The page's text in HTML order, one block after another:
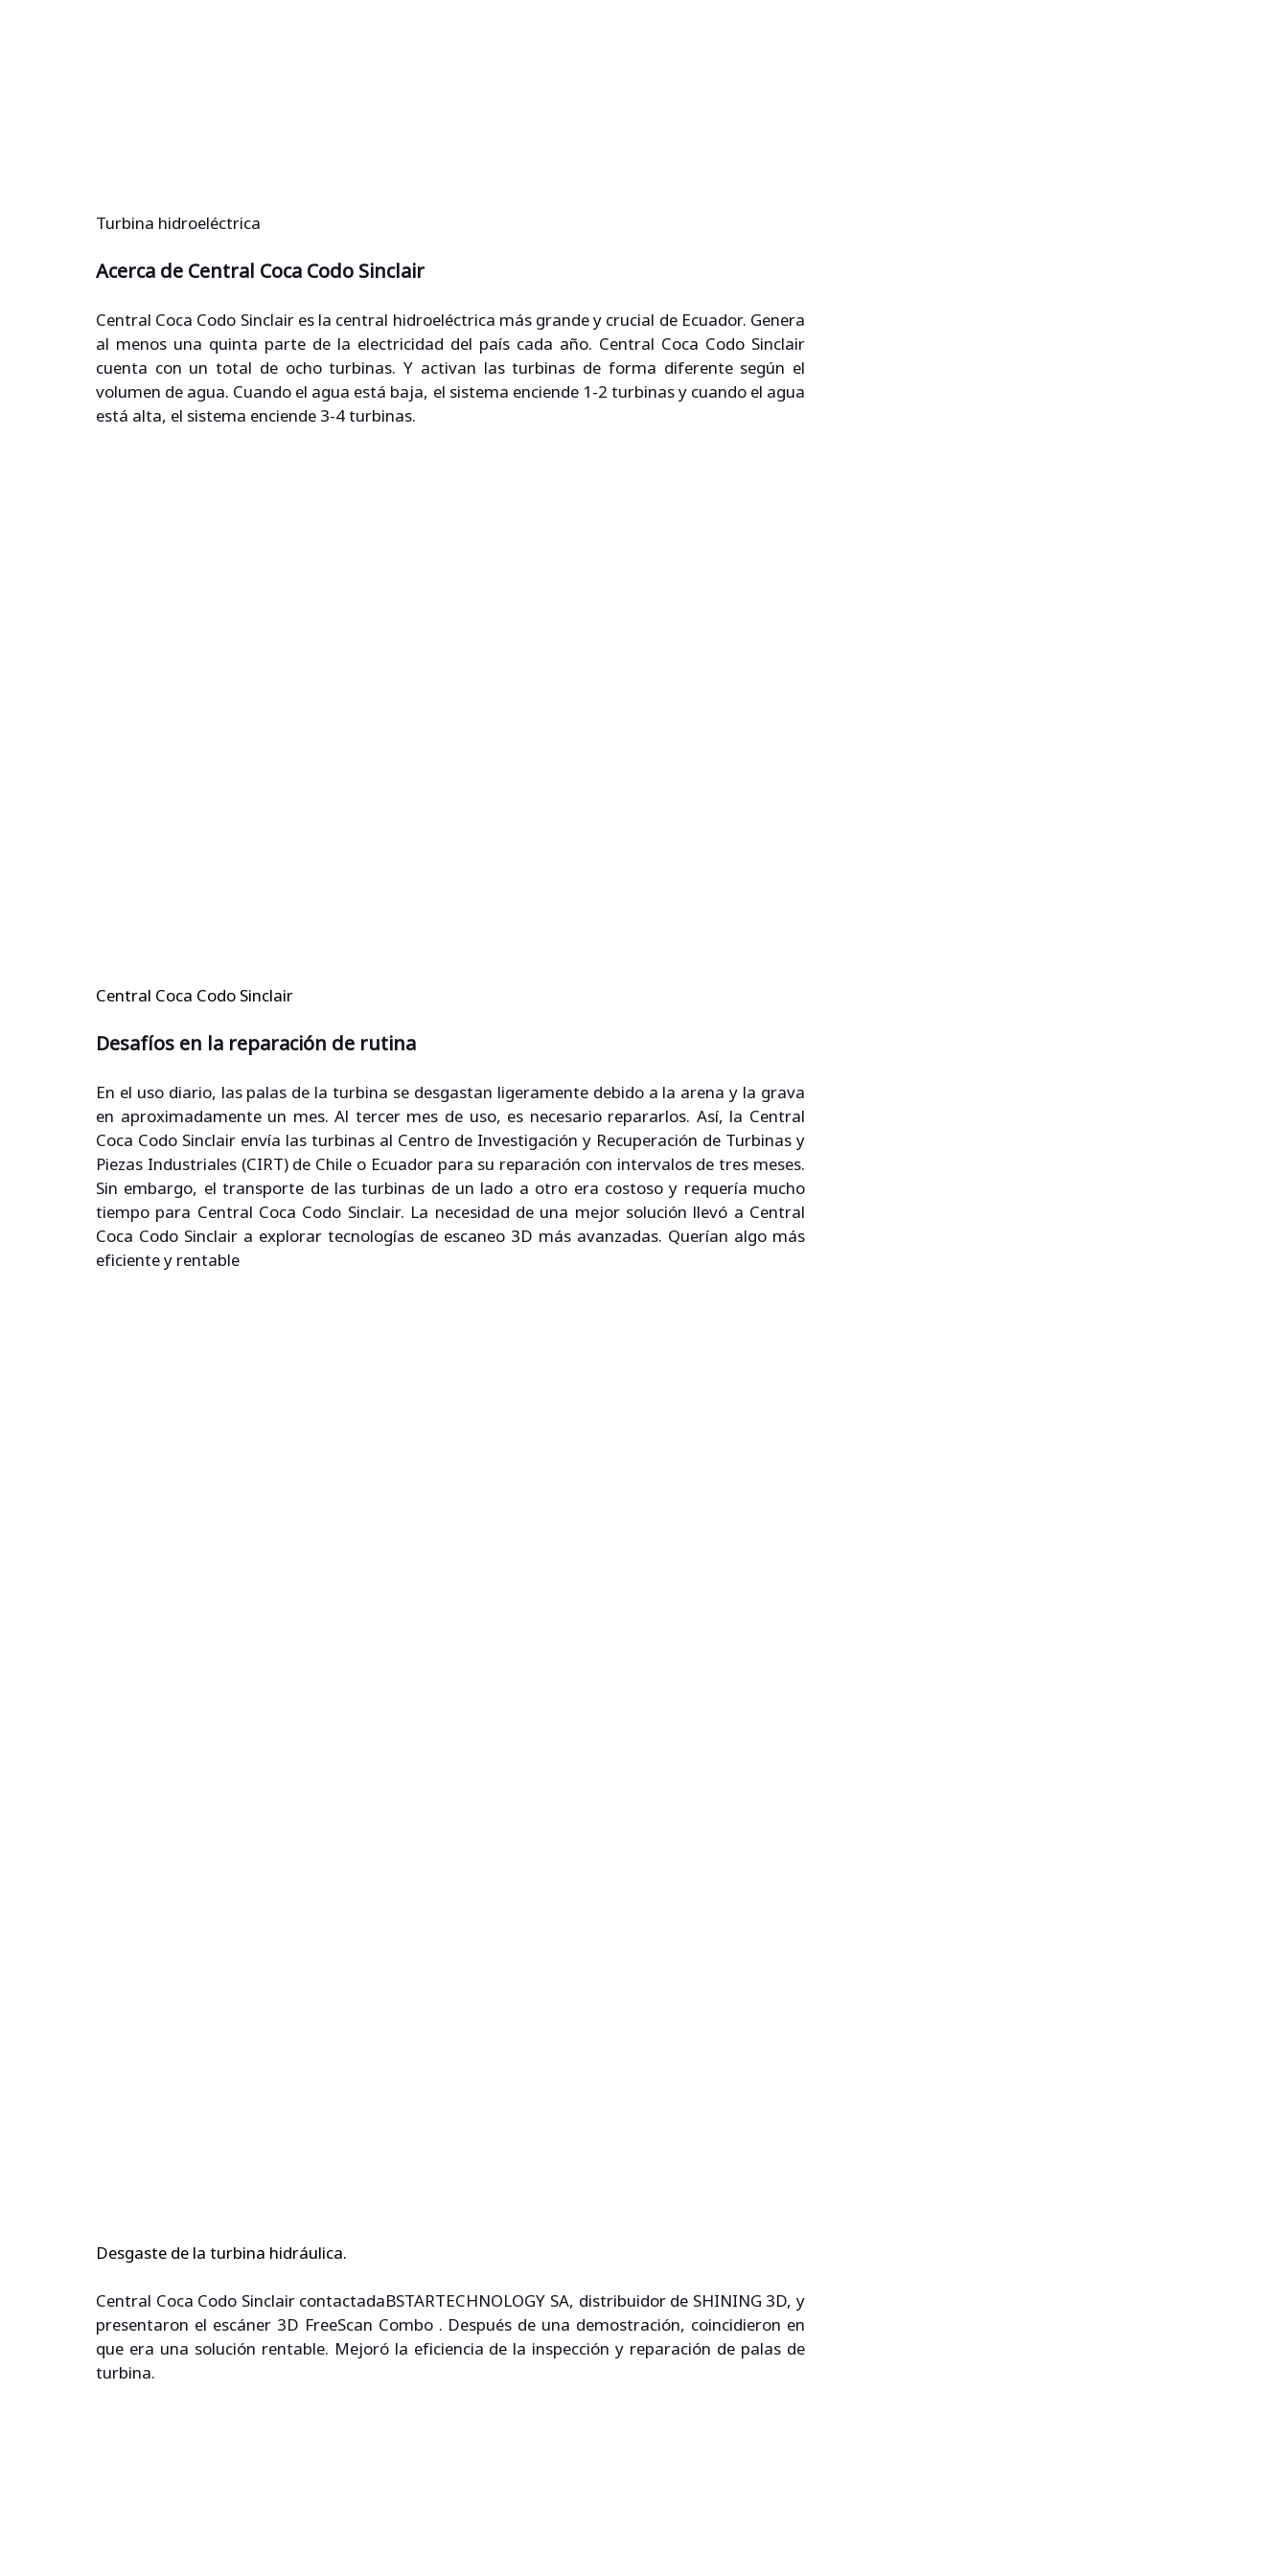
Turbina hidroeléctrica
Acerca de Central Coca Codo Sinclair
Central Coca Codo Sinclair es la central hidroeléctrica más grande y crucial de Ecuador. Genera
al menos una quinta parte de la electricidad del país cada año. Central Coca Codo Sinclair
cuenta con un total de ocho turbinas. Y activan las turbinas de forma diferente según el
volumen de agua. Cuando el agua está baja, el sistema enciende 1-2 turbinas y cuando el agua
está alta, el sistema enciende 3-4 turbinas.
Central Coca Codo Sinclair
Desafíos en la reparación de rutina
En el uso diario, las palas de la turbina se desgastan ligeramente debido a la arena y la grava
en aproximadamente un mes. Al tercer mes de uso, es necesario repararlos. Así, la Central
Coca Codo Sinclair envía las turbinas al Centro de Investigación y Recuperación de Turbinas y
Piezas Industriales (CIRT) de Chile o Ecuador para su reparación con intervalos de tres meses.
Sin embargo, el transporte de las turbinas de un lado a otro era costoso y requería mucho
tiempo para Central Coca Codo Sinclair. La necesidad de una mejor solución llevó a Central
Coca Codo Sinclair a explorar tecnologías de escaneo 3D más avanzadas. Querían algo más
eficiente y rentable
Desgaste de la turbina hidráulica.
Central Coca Codo Sinclair contactadaBSTARTECHNOLOGY SA, distribuidor de SHINING 3D, y
presentaron el escáner 3D FreeScan Combo . Después de una demostración, coincidieron en
que era una solución rentable. Mejoró la eficiencia de la inspección y reparación de palas de
turbina.